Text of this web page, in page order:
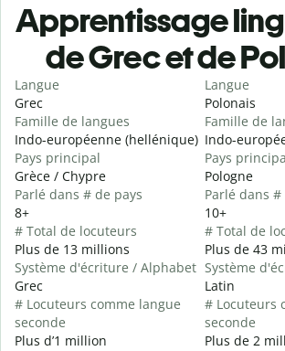
Apprentissage
de Grec et de
Langue
Grec
Famille de langues
Indo-européenne (hellénique)
Pays principal
Grèce / Chypre
Parlé dans # de pays
8+
# Total de locuteurs
Plus de 13 millions
Système d'écriture / Alphabet
Grec
# Locuteurs comme langue
seconde
Plus d’1 million
Langue
Polonais
Famille de
Indo-
Pays
Pologne
Parlé dans #
10+
# Total de
Plus de 43
Système
Latin
# Locuteurs
seconde
Plus de 2